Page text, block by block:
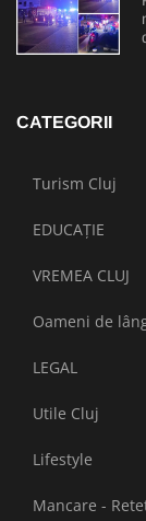
CATEGORII
Turism Cluj
EDUCAȚIE
VREMEA CLUJ
Oameni de
LEGAL
Utile Cluj
Lifestyle
Mancare -